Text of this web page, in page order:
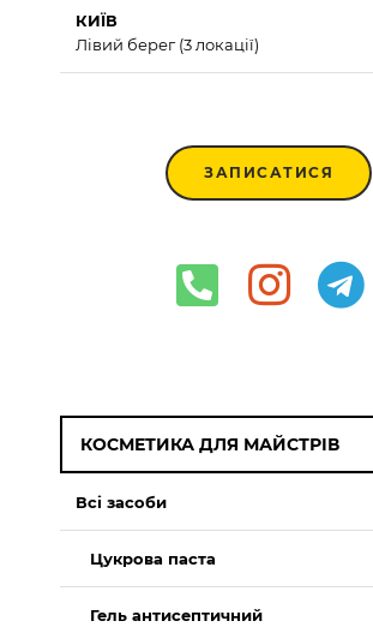
КИЇВ
Лівий берег (3 локації)
ЗАПИСАТИСЯ
КОСМЕТИКА ДЛЯ МАЙСТРІВ
Всі засоби
Цукрова паста
Гель антисептичний